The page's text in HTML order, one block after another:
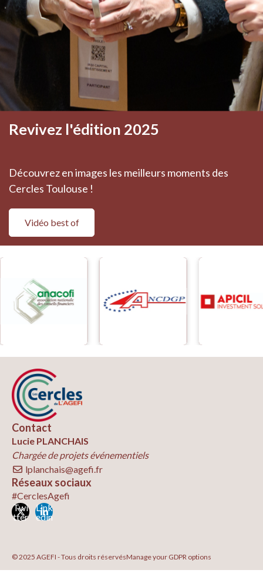
Revivez l'édition 2025
Découvrez en images les meilleurs moments des
Cercles Toulouse !
Vidéo best of
Contact
Lucie PLANCHAIS
Chargée de projets événementiels
lplanchais@agefi.fr
Réseaux sociaux
#CerclesAgefi
Twi
tter
Link
edin
© 2025 AGEFI - Tous droits réservésManage your GDPR options